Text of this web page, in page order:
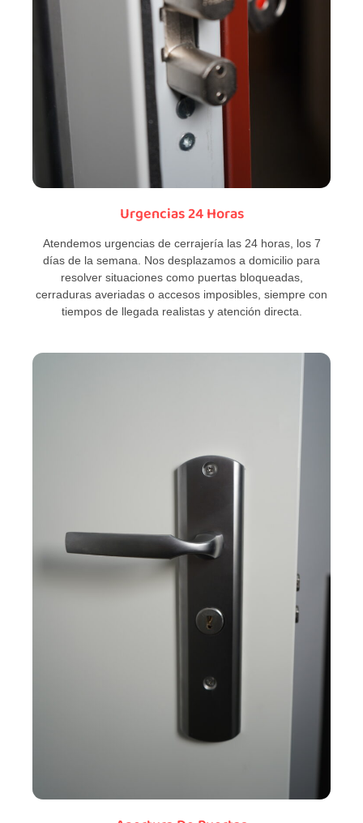
Urgencias 24 Horas
Atendemos urgencias de cerrajería las 24 horas, los 7
días de la semana. Nos desplazamos a domicilio para
resolver situaciones como puertas bloqueadas,
cerraduras averiadas o accesos imposibles, siempre con
tiempos de llegada realistas y atención directa.